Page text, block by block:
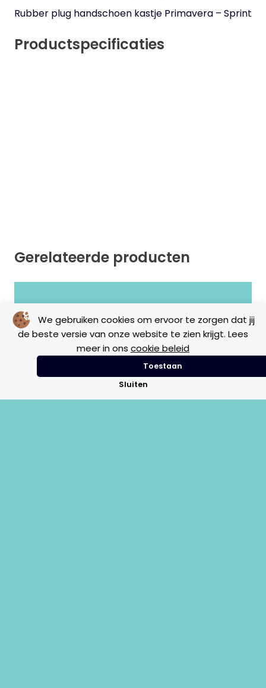
We gebruiken cookies om ervoor te zorgen dat jij
de beste versie van onze website te zien krijgt. Lees
meer in ons cookie beleid
Toestaan
Sluiten
Rubber plug handschoen kastje Primavera – Sprint
Productspecificaties
Gerelateerde producten